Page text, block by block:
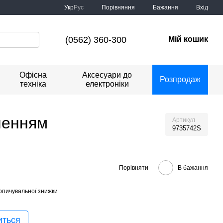
УкрРус Порівняння Бажання Вхід
(0562) 360-300 Мій кошик
Офісна
техніка
Аксесуари до
електроніки
Розпродаж
Артикул
9735742S
Порівняти В бажання
знижки